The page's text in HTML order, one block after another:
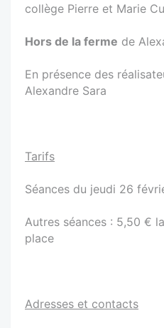
collège Pierre et Marie
Hors de la ferme de
En présence des
Alexandre Sara
Tarifs
Séances du jeudi 26
Autres séances : 5,50 €
place
Adresses et contacts